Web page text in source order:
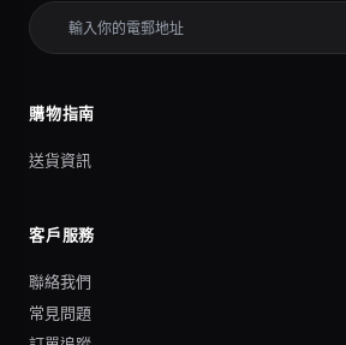
購物指南
送貨資訊
客戶服務
聯絡我們
常見問題